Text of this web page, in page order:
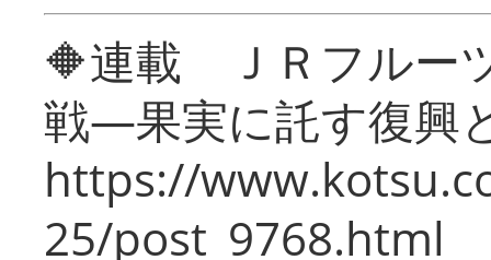
🔶連載 ＪＲフルー
戦―果実に託す復興
https://
25/post_9768.html